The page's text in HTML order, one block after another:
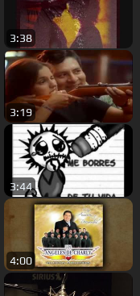
3:38
3:19
3:44
4:00